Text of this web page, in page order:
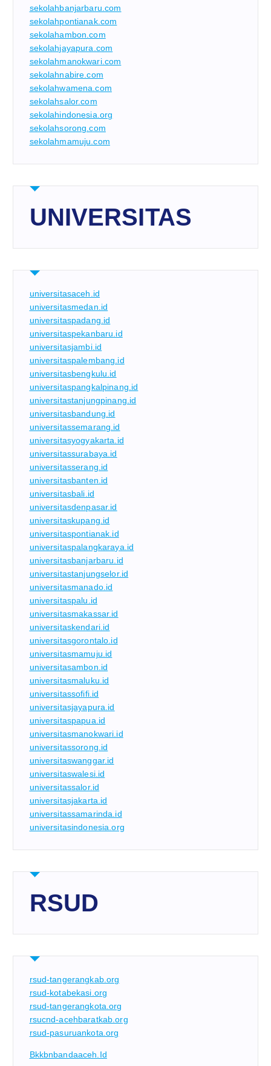
sekolahbanjarbaru.com
sekolahpontianak.com
sekolahambon.com
sekolahjayapura.com
sekolahmanokwari.com
sekolahnabire.com
sekolahwamena.com
sekolahsalor.com
sekolahindonesia.org
sekolahsorong.com
sekolahmamuju.com
UNIVERSITAS
universitasaceh.id
universitasmedan.id
universitaspadang.id
universitaspekanbaru.id
universitasjambi.id
universitaspalembang.id
universitasbengkulu.id
universitaspangkalpinang.id
universitastanjungpinang.id
universitasbandung.id
universitassemarang.id
universitasyogyakarta.id
universitassurabaya.id
universitasserang.id
universitasbanten.id
universitasbali.id
universitasdenpasar.id
universitaskupang.id
universitaspontianak.id
universitaspalangkaraya.id
universitasbanjarbaru.id
universitastanjungselor.id
universitasmanado.id
universitaspalu.id
universitasmakassar.id
universitaskendari.id
universitasgorontalo.id
universitasmamuju.id
universitasambon.id
universitasmaluku.id
universitassofifi.id
universitasjayapura.id
universitaspapua.id
universitasmanokwari.id
universitassorong.id
universitaswanggar.id
universitaswalesi.id
universitassalor.id
universitasjakarta.id
universitassamarinda.id
universitasindonesia.org
RSUD
rsud-tangerangkab.org
rsud-kotabekasi.org
rsud-tangerangkota.org
rsucnd-acehbaratkab.org
rsud-pasuruankota.org
Bkkbnbandaaceh.id